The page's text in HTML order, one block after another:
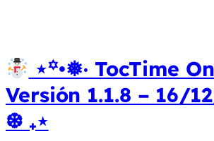
⋆꙳•❅‧ TocTime
Versión 1.1.8 – 16/
❆ ₊⋆